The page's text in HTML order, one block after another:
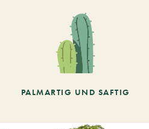
PALMARTIG UND SAFTIG